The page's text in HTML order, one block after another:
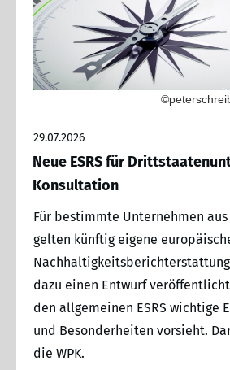
29.07.2026
Neue ESRS für
Konsultation
Für bestimmte Unternehmen
gelten künftig eigene
Nachhaltigkeitsberichterstattung.
dazu einen Entwurf
den allgemeinen ESRS wichtige
und Besonderheiten vorsieht.
die WPK.